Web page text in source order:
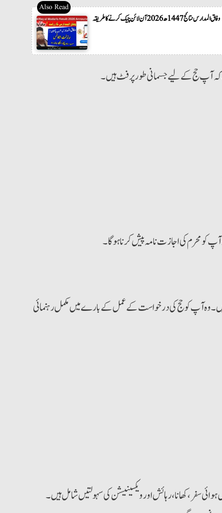
وفاق المدارس نتائج 1447ھ 2026 آن لائن چیک کرنے کا طریقہ
آپ حج کے لیے جسمانی طور پر فٹ ہیں۔
کو محرم کی اجازت نامہ پیش کرنا ہو گا۔
ہیں۔ وہ آپ کو حج کی درخواست کے عمل کے بارے میں مکمل رہنمائی
ہوائی سفر، کھانا، رہائش اور ویکسینیشن کی سہولتیں شامل ہیں۔